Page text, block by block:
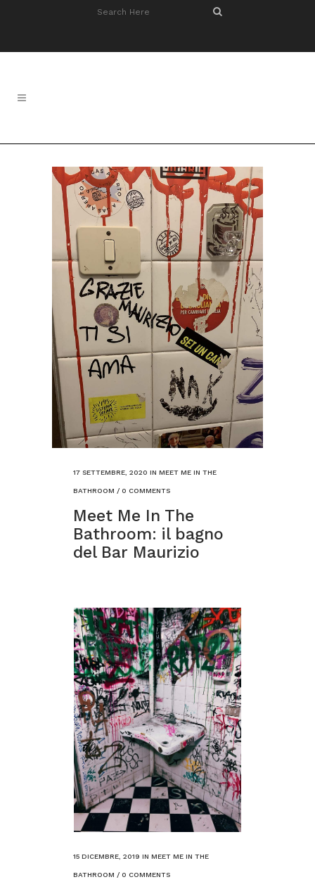
17 SETTEMBRE, 2020 IN MEET ME IN THE
BATHROOM / 0 COMMENTS
Meet Me In The
Bathroom: il bagno
del Bar Maurizio
15 DICEMBRE, 2019 IN MEET ME IN THE
BATHROOM / 0 COMMENTS